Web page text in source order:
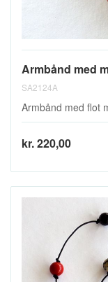
Armbånd med
SA2124A
Armbånd med flot
kr. 220,00